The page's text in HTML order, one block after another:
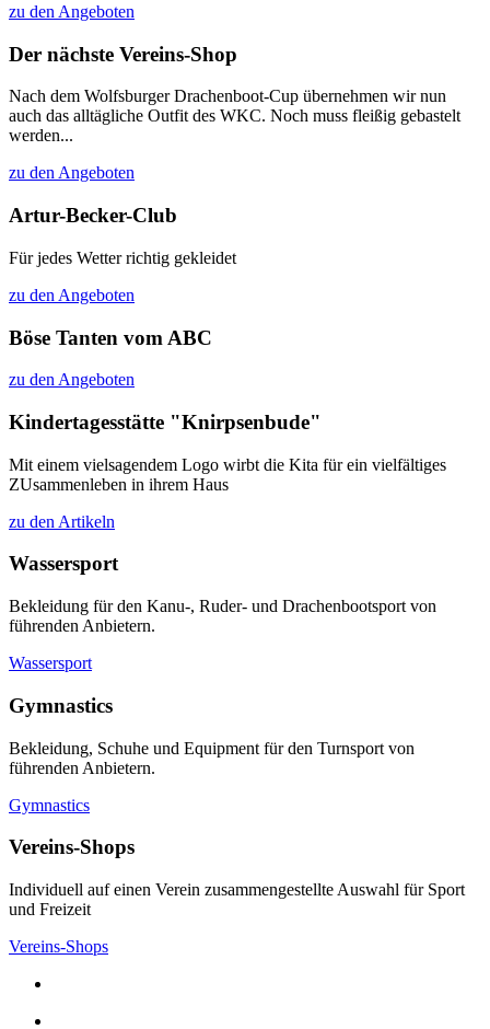
zu den Angeboten
Der nächste Vereins-Shop
Nach dem Wolfsburger Drachenboot-Cup übernehmen wir nun
auch das alltägliche Outfit des WKC. Noch muss fleißig gebastelt
werden...
zu den Angeboten
Artur-Becker-Club
Für jedes Wetter richtig gekleidet
zu den Angeboten
Böse Tanten vom ABC
zu den Angeboten
Kindertagesstätte "Knirpsenbude"
Mit einem vielsagendem Logo wirbt die Kita für ein vielfältiges
ZUsammenleben in ihrem Haus
zu den Artikeln
Wassersport
Bekleidung für den Kanu-, Ruder- und Drachenbootsport von
führenden Anbietern.
Wassersport
Gymnastics
Bekleidung, Schuhe und Equipment für den Turnsport von
führenden Anbietern.
Gymnastics
Vereins-Shops
Individuell auf einen Verein zusammengestellte Auswahl für Sport
und Freizeit
Vereins-Shops